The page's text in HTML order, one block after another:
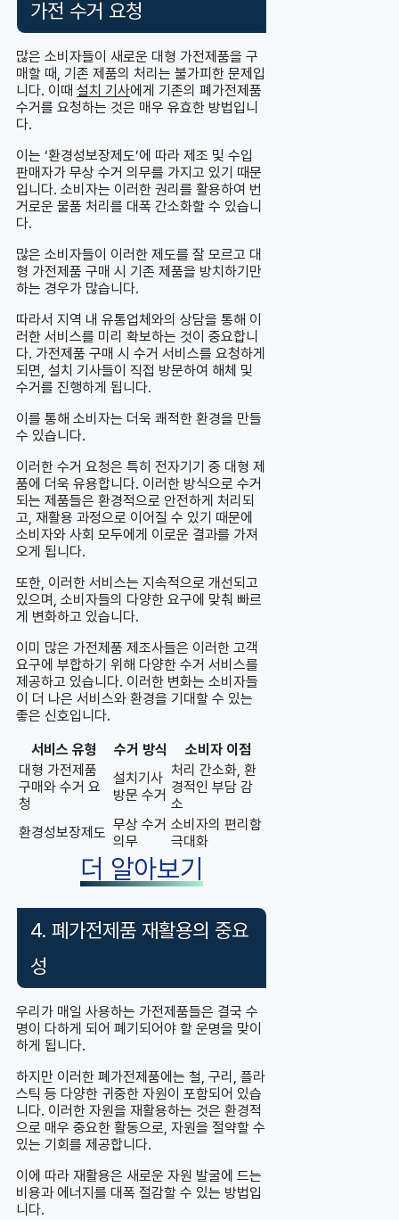
가전 수거 요청
많은 소비자들이 새로운 대형 가전제품을 구
매할 때, 기존 제품의 처리는 불가피한 문제입
니다. 이때 설치 기사에게 기존의 폐가전제품
수거를 요청하는 것은 매우 유효한 방법입니
다.
이는 ‘환경성보장제도’에 따라 제조 및 수입
판매자가 무상 수거 의무를 가지고 있기 때문
입니다. 소비자는 이러한 권리를 활용하여 번
거로운 물품 처리를 대폭 간소화할 수 있습니
다.
많은 소비자들이 이러한 제도를 잘 모르고 대
형 가전제품 구매 시 기존 제품을 방치하기만
하는 경우가 많습니다.
따라서 지역 내 유통업체와의 상담을 통해 이
러한 서비스를 미리 확보하는 것이 중요합니
다. 가전제품 구매 시 수거 서비스를 요청하게
되면, 설치 기사들이 직접 방문하여 해체 및
수거를 진행하게 됩니다.
이를 통해 소비자는 더욱 쾌적한 환경을 만들
수 있습니다.
이러한 수거 요청은 특히 전자기기 중 대형 제
품에 더욱 유용합니다. 이러한 방식으로 수거
되는 제품들은 환경적으로 안전하게 처리되
고, 재활용 과정으로 이어질 수 있기 때문에
소비자와 사회 모두에게 이로운 결과를 가져
오게 됩니다.
또한, 이러한 서비스는 지속적으로 개선되고
있으며, 소비자들의 다양한 요구에 맞춰 빠르
게 변화하고 있습니다.
이미 많은 가전제품 제조사들은 이러한 고객
요구에 부합하기 위해 다양한 수거 서비스를
제공하고 있습니다. 이러한 변화는 소비자들
이 더 나은 서비스와 환경을 기대할 수 있는
좋은 신호입니다.
서비스 유형
수거 방식
소비자 이점
대형 가전제품
구매와 수거 요
청
설치기사
방문 수거
처리 간소화, 환
경적인 부담 감
소
환경성보장제도 무상 수거
의무
소비자의 편리함
극대화
더 알아보기
4. 폐가전제품 재활용의 중요
성
우리가 매일 사용하는 가전제품들은 결국 수
명이 다하게 되어 폐기되어야 할 운명을 맞이
하게 됩니다.
하지만 이러한 폐가전제품에는 철, 구리, 플라
스틱 등 다양한 귀중한 자원이 포함되어 있습
니다. 이러한 자원을 재활용하는 것은 환경적
으로 매우 중요한 활동으로, 자원을 절약할 수
있는 기회를 제공합니다.
이에 따라 재활용은 새로운 자원 발굴에 드는
비용과 에너지를 대폭 절감할 수 있는 방법입
니다.